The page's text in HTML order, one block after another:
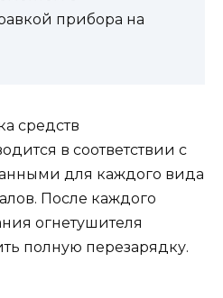
прибора на
средств
в соответствии с
для каждого вида
После каждого
огнетушителя
полную перезарядку.